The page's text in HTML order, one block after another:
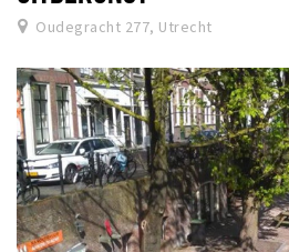
Oudegracht 277, Utrecht